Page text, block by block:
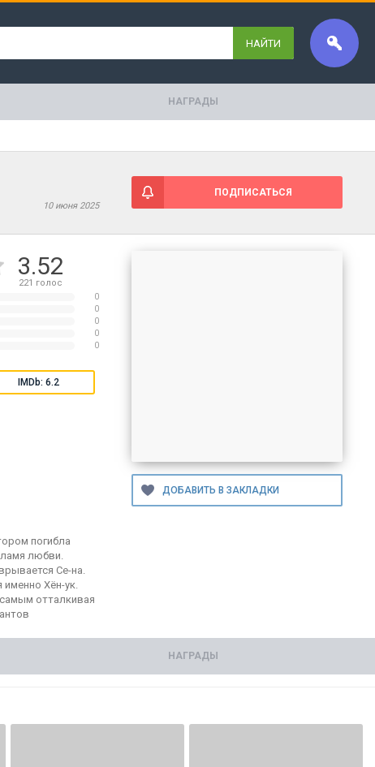
НАЙТИ
НАГРАДЫ
10 июня 2025
ПОДПИСАТЬСЯ
3.52
221 голос
0
0
0
0
0
IMDb: 6.2
погибла
любви.
Се-на.
Хён-ук.
отталкивая
НАГРАДЫ